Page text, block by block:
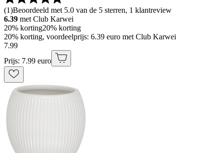
(1)Beoordeeld met 5.0 van de 5 sterren, 1 klantreview
6.39 met Club Karwei
20% korting20% korting
20% korting, voordeelprijs: 6.39 euro met Club Karwei
7.99
Prijs: 7.99 euro